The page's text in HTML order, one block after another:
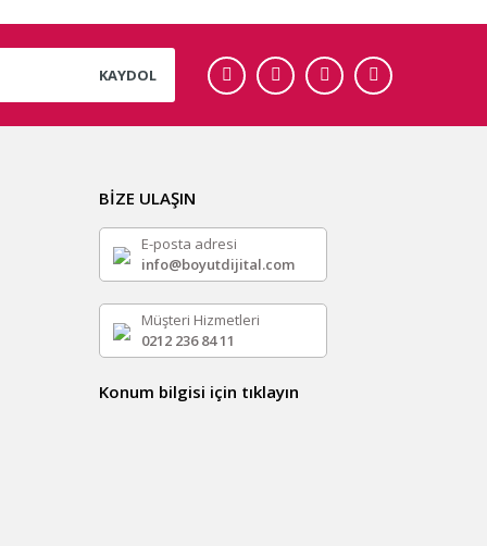
KAYDOL
BİZE ULAŞIN
E-posta adresi
info@boyutdijital.com
Müşteri Hizmetleri
0212 236 84 11
Konum bilgisi için tıklayın